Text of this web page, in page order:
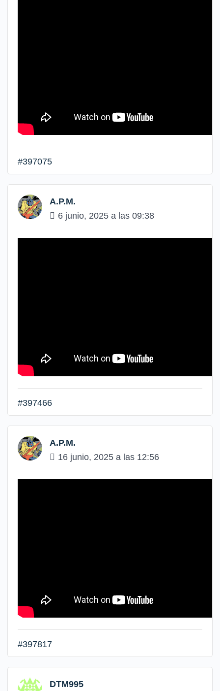
#397075
A.P.M.
6 junio, 2025 a las 09:38
#397466
A.P.M.
16 junio, 2025 a las 12:56
#397817
DTM995